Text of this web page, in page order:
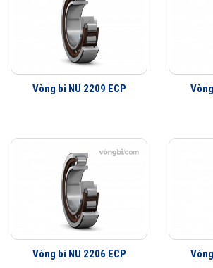
Vòng bi NU 2209 ECP
Vòng bi NU 2206 ECP